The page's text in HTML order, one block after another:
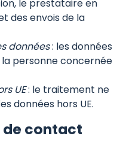
le prestataire en
des envois de la
données: les données
personne concernée
UE: le traitement ne
données hors UE.
de contact